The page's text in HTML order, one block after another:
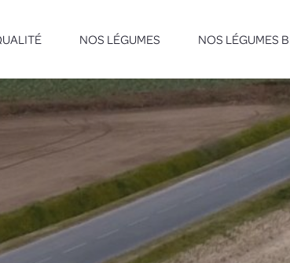
NOS LÉGUMES NOS LÉGUMES